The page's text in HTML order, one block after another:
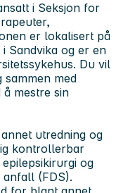
i Seksjon for
er lokalisert på
Sandvika og er en
Du vil
med
å mestre sin
utredning og
kontrollerbar
og
anfall (FDS).